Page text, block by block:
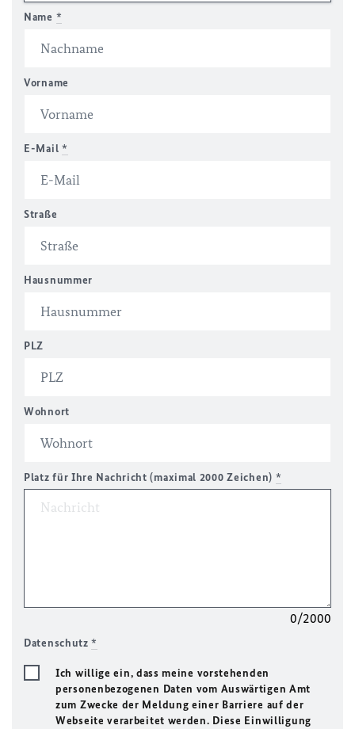
Name *
Vorname
E-Mail *
Straße
Hausnummer
PLZ
Wohnort
Platz für Ihre Nachricht (maximal 2000 Zeichen) *
0/2000
Datenschutz*
Ich willige ein, dass meine vorstehenden
personenbezogenen Daten vom Auswärtigen Amt
zum Zwecke der Meldung einer Barriere auf der
Webseite verarbeitet werden. Diese Einwilligung